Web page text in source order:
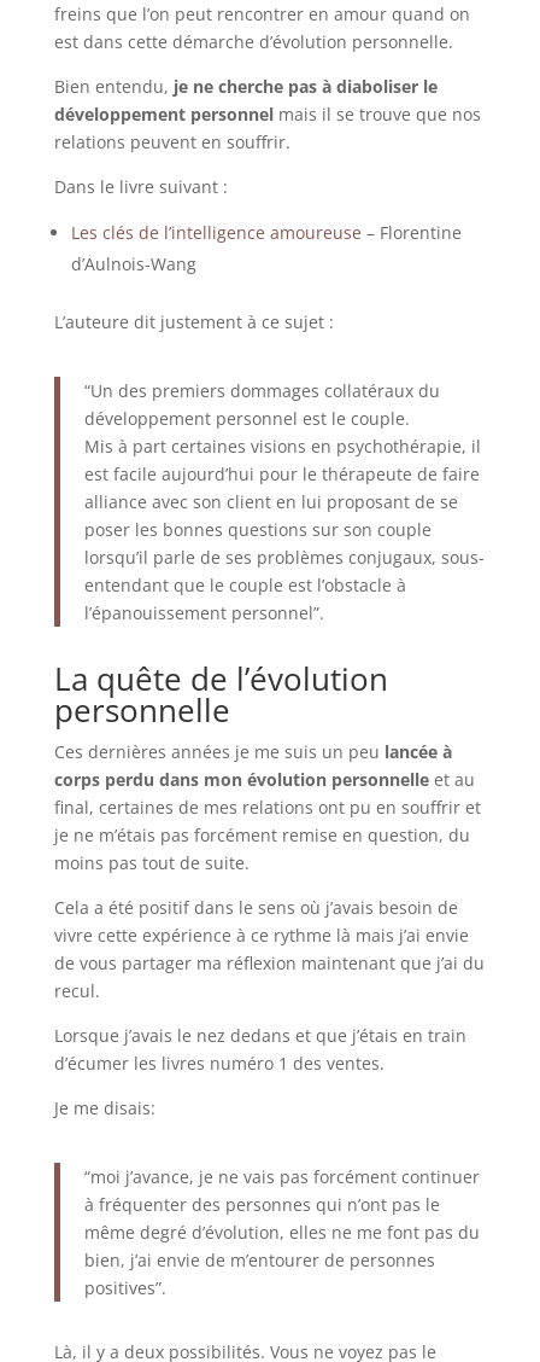
freins que l’on peut rencontrer en amour quand on
est dans cette démarche d’évolution personnelle.
Bien entendu, je ne cherche pas à diaboliser le
développement personnelmais il se trouve que nos
relations peuvent en souffrir.
Dans le livre suivant :
Les clés de l’intelligence amoureuse – Florentine
d’Aulnois-Wang
L’auteure dit justement à ce sujet :
“Un des premiers dommages collatéraux du
développement personnel est le couple.
Mis à part certaines visions en psychothérapie, il
est facile aujourd’hui pour le thérapeute de faire
alliance avec son client en lui proposant de se
poser les bonnes questions sur son couple
lorsqu’il parle de ses problèmes conjugaux, sous-
entendant que le couple est l’obstacle à
l’épanouissement personnel”.
La quête de l’évolution
personnelle
Ces dernières années je me suis un peu lancée à
corps perdu dans mon évolution personnelleet au
final, certaines de mes relations ont pu en souffrir et
je ne m’étais pas forcément remise en question, du
moins pas tout de suite.
Cela a été positif dans le sens où j’avais besoin de
vivre cette expérience à ce rythme là mais j’ai envie
de vous partager ma réflexion maintenant que j’ai du
recul.
Lorsque j’avais le nez dedans et que j’étais en train
d’écumer les livres numéro 1 des ventes.
Je me disais:
“moi j’avance, je ne vais pas forcément continuer
à fréquenter des personnes qui n’ont pas le
même degré d’évolution, elles ne me font pas du
bien, j’ai envie de m’entourer de personnes
positives”.
Là, il y a deux possibilités. Vous ne voyez pas le